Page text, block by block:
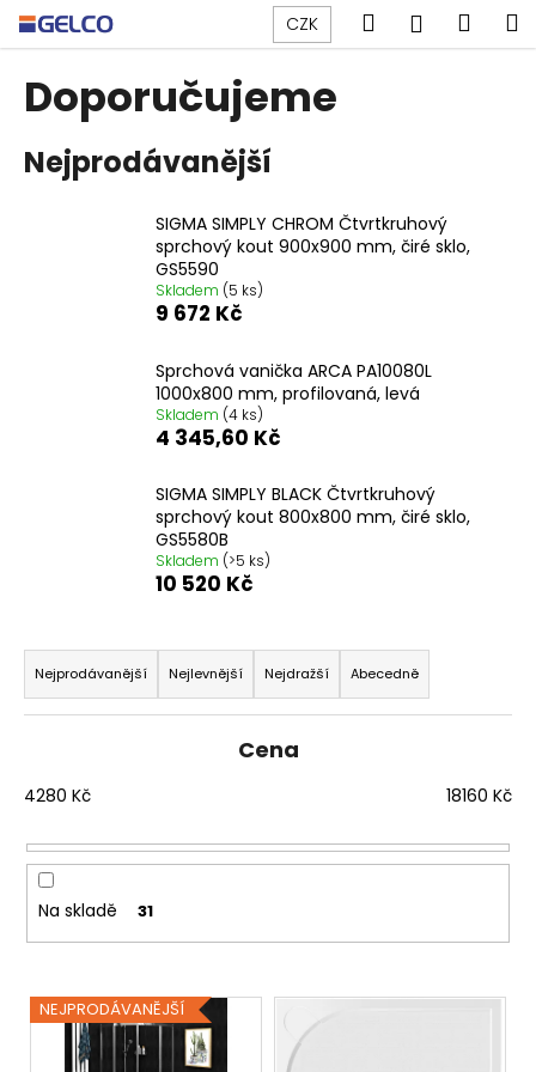
Přejít
na
obsah
CZK Hledat
Doporučujeme
Nejprodávanější
SIGMA SIMPLY CHROM Čtvrtkruhový
sprchový kout 900x900 mm, čiré sklo,
GS5590
Skladem (5 ks)
9 672 Kč
Sprchová vanička ARCA PA10080L
1000x800 mm, profilovaná, levá
Skladem (4 ks)
4 345,60 Kč
SIGMA SIMPLY BLACK Čtvrtkruhový
sprchový kout 800x800 mm, čiré sklo,
GS5580B
Skladem (>5 ks)
10 520 Kč
Ř
a
z
í
p
r
o
d
k
t
Nejprodávanější Nejlevnější Nejdražší Abecedně
Cena
4280 Kč 18160 Kč
Na skladě 31
V
ý
NEJPRODÁVANĚJŠÍ
o
o
t
?
D
o
o
r